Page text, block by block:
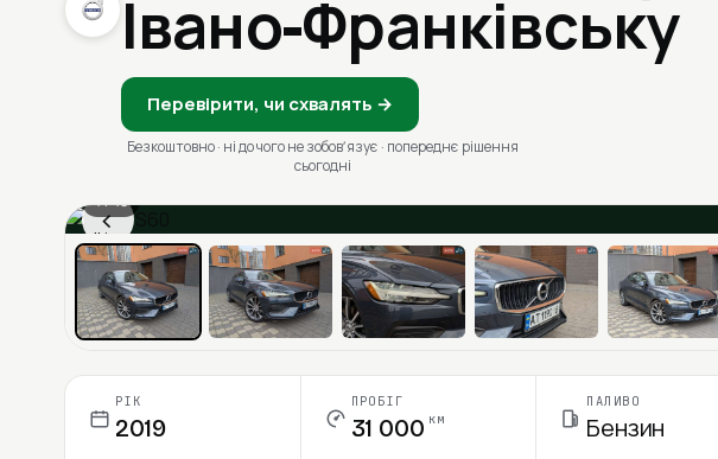
Івано-Франківську
Перевірити, чи схвалять →
Безкоштовно · ні до чого не зобовʼязує · попереднє рішення
сьогодні
‹
1 / 13
Ціна в місяць
РІК
2019
ПРОБІГ
31 000 км
ПАЛИВО
Бензин